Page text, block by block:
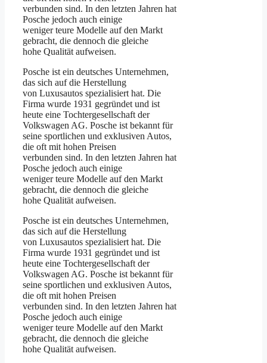
verbunden sind. In den letzten Jahren hat
Posche jedoch auch einige
weniger teure Modelle auf den Markt
gebracht, die dennoch die gleiche
hohe Qualität aufweisen.
Posche ist ein deutsches Unternehmen,
das sich auf die Herstellung
von Luxusautos spezialisiert hat. Die
Firma wurde 1931 gegründet und ist
heute eine Tochtergesellschaft der
Volkswagen AG. Posche ist bekannt für
seine sportlichen und exklusiven Autos,
die oft mit hohen Preisen
verbunden sind. In den letzten Jahren hat
Posche jedoch auch einige
weniger teure Modelle auf den Markt
gebracht, die dennoch die gleiche
hohe Qualität aufweisen.
Posche ist ein deutsches Unternehmen,
das sich auf die Herstellung
von Luxusautos spezialisiert hat. Die
Firma wurde 1931 gegründet und ist
heute eine Tochtergesellschaft der
Volkswagen AG. Posche ist bekannt für
seine sportlichen und exklusiven Autos,
die oft mit hohen Preisen
verbunden sind. In den letzten Jahren hat
Posche jedoch auch einige
weniger teure Modelle auf den Markt
gebracht, die dennoch die gleiche
hohe Qualität aufweisen.